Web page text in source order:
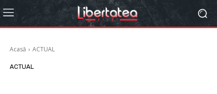
Acasă ACTUAL
ACTUAL